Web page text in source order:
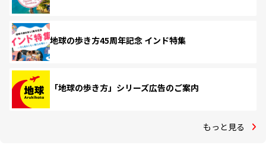
地球の歩き方45周年記念 インド特集
「地球の歩き方」シリーズ広告のご案内
もっと見る